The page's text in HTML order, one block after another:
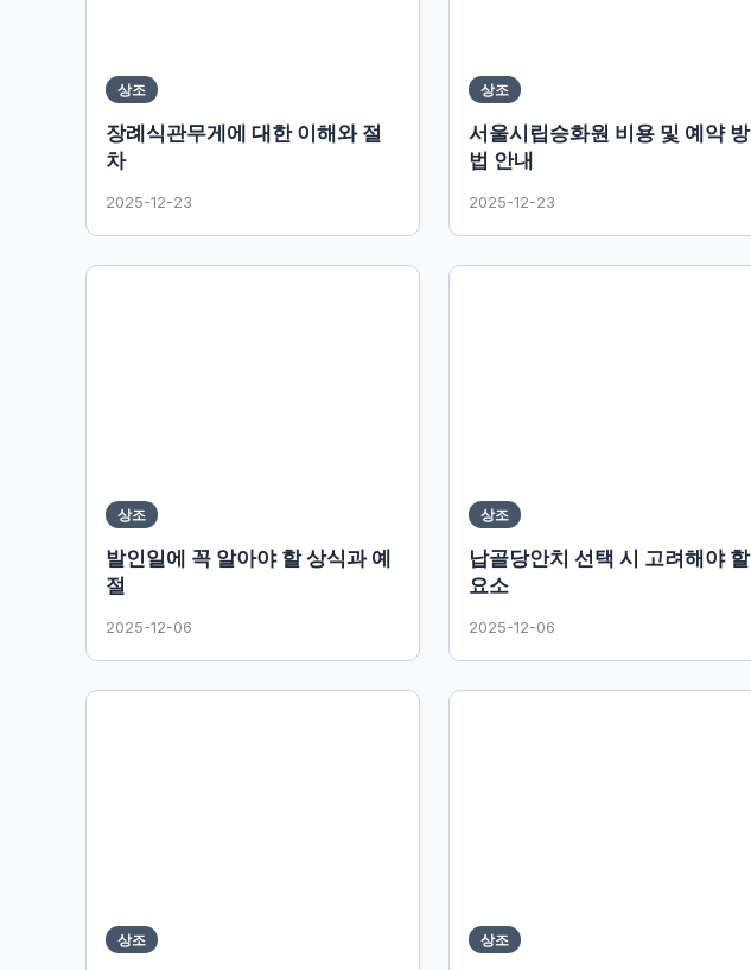
상조
장례식관무게에 대한 이해와 절
차
2025-12-23
상조
서울시립승화원 비용 및 예약 방
법 안내
2025-12-23
상조
발인일에 꼭 알아야 할 상식과 예
절
2025-12-06
상조
납골당안치 선택 시 고려해야 할
요소
2025-12-06
상조 상조